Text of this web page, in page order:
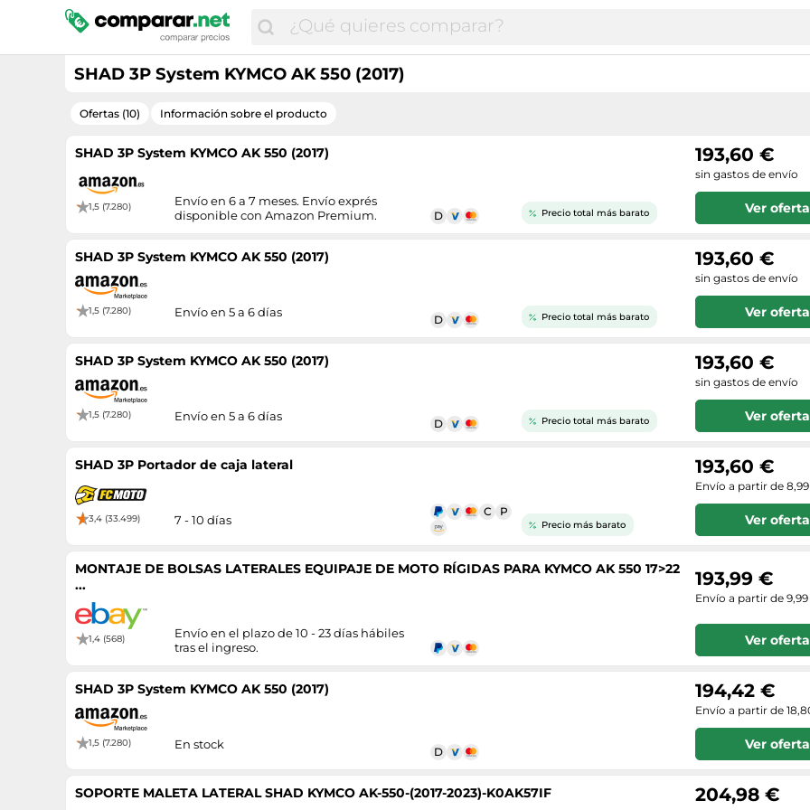
SHAD 3P System KYMCO AK 550 (2017)
Ofertas (10) Información sobre el producto
SHAD 3P System KYMCO AK 550 (2017)
1,5 (7.280)
Precio total más barato
Envío en 6 a 7 meses. Envío exprés
disponible con Amazon Premium.
193,60 €
sin gastos de envío
Ver oferta
SHAD 3P System KYMCO AK 550 (2017)
1,5 (7.280)
Precio total más barato
Envío en 5 a 6 días
193,60 €
sin gastos de envío
Ver oferta
SHAD 3P System KYMCO AK 550 (2017)
1,5 (7.280)
Precio total más barato
Envío en 5 a 6 días
193,60 €
sin gastos de envío
Ver oferta
SHAD 3P Portador de caja lateral
3,4 (33.499)
Precio más barato
7 - 10 días
193,60 €
Envío a partir de
Ver oferta
MONTAJE DE BOLSAS LATERALES EQUIPAJE DE MOTO RÍGIDAS PARA KYMCO AK 550 17>22
...
1,4 (568)
Envío en el plazo de 10 - 23 días hábiles
tras el ingreso.
193,99 €
Envío a partir de
Ver oferta
SHAD 3P System KYMCO AK 550 (2017)
1,5 (7.280) En stock
194,42 €
Envío a partir de
Ver oferta
SOPORTE MALETA LATERAL SHAD KYMCO AK-550-(2017-2023)-K0AK57IF 204,98 €